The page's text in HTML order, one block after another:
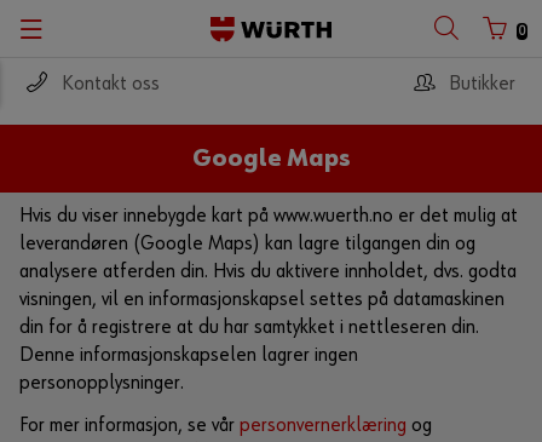
0
Kontakt oss Butikker
Google Maps
Hvis du viser innebygde kart på www.wuerth.no er det mulig at
leverandøren (Google Maps) kan lagre tilgangen din og
analysere atferden din. Hvis du aktivere innholdet, dvs. godta
visningen, vil en informasjonskapsel settes på datamaskinen
din for å registrere at du har samtykket i nettleseren din.
Denne informasjonskapselen lagrer ingen
personopplysninger.
For mer informasjon, se vår personvernerklæring og